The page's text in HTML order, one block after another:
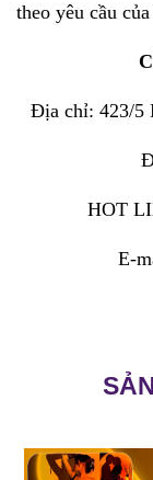
theo yêu cầu
Địa chỉ: 423/5
HOT
E-